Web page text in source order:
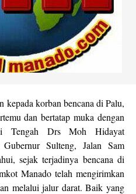
kepada korban bencana di Palu,
dan bertatap muka dengan
Tengah Drs Moh Hidayat
Sulteng, Jalan Sam
sejak terjadinya bencana di
Manado telah mengirimkan
melalui jalur darat. Baik yang